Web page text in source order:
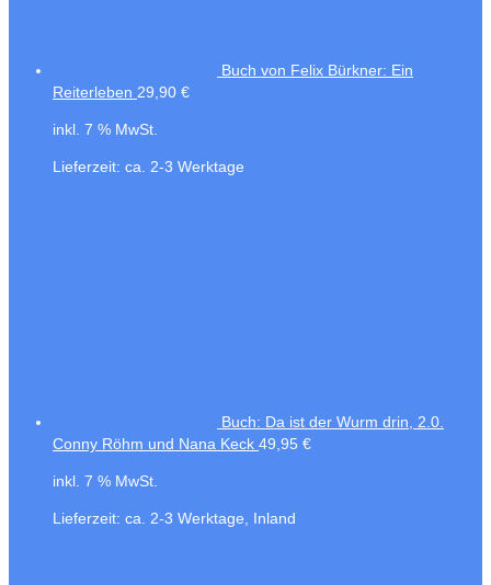
Buch von Felix Bürkner: Ein
Reiterleben 29,90 €
inkl. 7 % MwSt.
Lieferzeit: ca. 2-3 Werktage
Buch: Da ist der Wurm drin, 2.0.
Conny Röhm und Nana Keck 49,95 €
inkl. 7 % MwSt.
Lieferzeit: ca. 2-3 Werktage, Inland